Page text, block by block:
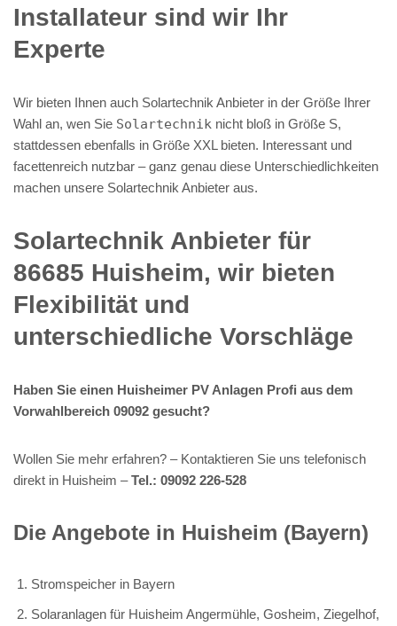
Installateur sind wir Ihr
Experte
Wir bieten Ihnen auch Solartechnik Anbieter in der Größe Ihrer
Wahl an, wen Sie Solartechnik nicht bloß in Größe S,
stattdessen ebenfalls in Größe XXL bieten. Interessant und
facettenreich nutzbar – ganz genau diese Unterschiedlichkeiten
machen unsere Solartechnik Anbieter aus.
Solartechnik Anbieter für
86685 Huisheim, wir bieten
Flexibilität und
unterschiedliche Vorschläge
Haben Sie einen Huisheimer PV Anlagen Profi aus dem
Vorwahlbereich 09092 gesucht?
Wollen Sie mehr erfahren? – Kontaktieren Sie uns telefonisch
direkt in Huisheim –Tel.: 09092 226-528
Die Angebote in Huisheim (Bayern)
Stromspeicher in Bayern
Solaranlagen für Huisheim Angermühle, Gosheim, Ziegelhof,